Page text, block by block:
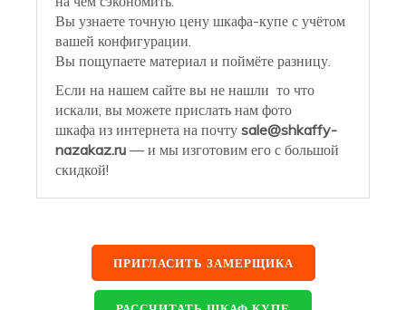
Вы узнаете точную цену шкафа-купе с учётом
вашей конфигурации.
Вы пощупаете материал и поймёте разницу.
Если на нашем сайте вы не нашли то что
искали, вы можете прислать нам фото
шкафа из интернета на почту sale@shkaffy-
nazakaz.ru — и мы изготовим его с большой
скидкой!
ПРИГЛАСИТЬ ЗАМЕРЩИКА